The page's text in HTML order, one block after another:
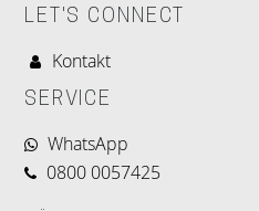
LET'S CONNECT
Kontakt
SERVICE
WhatsApp
0800 0057425